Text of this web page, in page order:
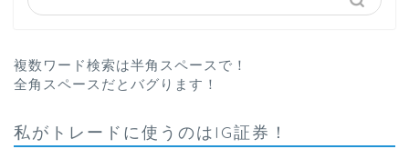
複数ワード検索は半角スペースで！
全角スペースだとバグります！
私がトレードに使うのはIG証券！